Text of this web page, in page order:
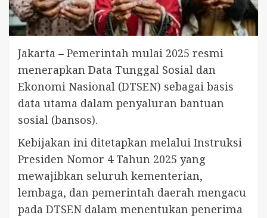
Jakarta – Pemerintah mulai 2025 resmi
menerapkan Data Tunggal Sosial dan
Ekonomi Nasional (DTSEN) sebagai basis
data utama dalam penyaluran bantuan
sosial (bansos).
Kebijakan ini ditetapkan melalui Instruksi
Presiden Nomor 4 Tahun 2025 yang
mewajibkan seluruh kementerian,
lembaga, dan pemerintah daerah mengacu
pada DTSEN dalam menentukan penerima